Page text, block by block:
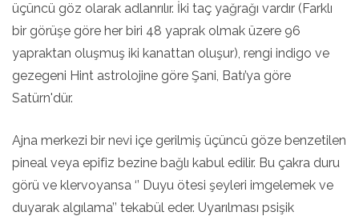
üçüncü göz olarak adlanrılır. İki taç yağrağı vardır (Farklı
bir görüşe göre her biri 48 yaprak olmak üzere 96
yapraktan oluşmuş iki kanattan oluşur), rengi indigo ve
gezegeni Hint astrolojine göre Şani, Batı’ya göre
Satürn'dür.
Ajna merkezi bir nevi içe gerilmiş üçüncü göze benzetilen
pineal veya epifiz bezine bağlı kabul edilir. Bu çakra duru
görü ve klervoyansa ‘’ Duyu ötesi şeyleri imgelemek ve
duyarak algılama’’ tekabül eder. Uyarılması psişik